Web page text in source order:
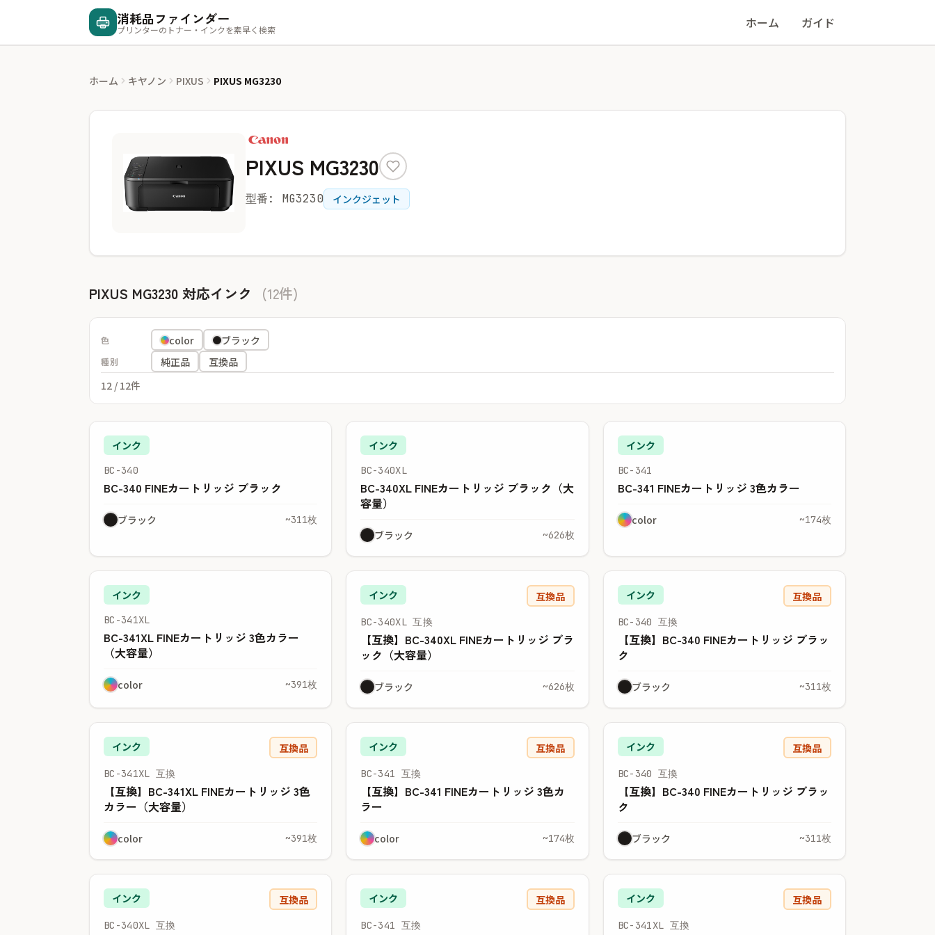
消耗品ファインダー
プリンターのトナー・インクを素早く検索 ホーム ガイド
ホーム キヤノン PIXUS PIXUS MG3230
PIXUS MG3230
型番: MG3230 インクジェット
PIXUS MG3230 対応インク (12件)
色 color ブラック
種別 純正品
互換品
12 / 12件
インク
BC-340
BC-340 FINEカートリッジ ブラック
ブラック ~311枚
インク
BC-340XL
BC-340XL FINEカートリッジ ブラック（大
容量）
ブラック ~626枚
インク
BC-341
BC-341 FINEカートリッジ 3色カラー
color ~174枚
インク
BC-341XL
BC-341XL FINEカートリッジ 3色カラー
（大容量）
color ~391枚
インク 互換品
BC-340XL 互換
【互換】BC-340XL FINEカートリッジ ブラ
ック（大容量）
ブラック ~626枚
インク 互換品
BC-340 互換
【互換】BC-340 FINEカートリッジ ブラッ
ク
ブラック ~311枚
インク 互換品
BC-341XL 互換
【互換】BC-341XL FINEカートリッジ 3色
カラー（大容量）
color ~391枚
インク 互換品
BC-341 互換
【互換】BC-341 FINEカートリッジ 3色カ
ラー
color ~174枚
インク 互換品
BC-340 互換
【互換】BC-340 FINEカートリッジ ブラッ
ク
ブラック ~311枚
インク 互換品
BC-340XL 互換
インク 互換品
BC-341 互換
インク 互換品
BC-341XL 互換